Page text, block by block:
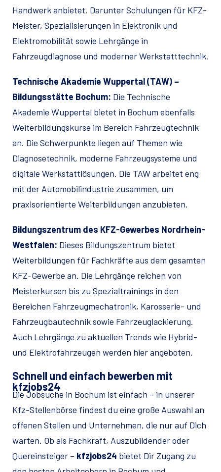
Handwerk anbietet. Darunter Schulungen für KFZ-
Meister, Spezialisierungen in Elektronik und
Elektromobilität sowie Lehrgänge in
Fahrzeugdiagnose und moderner Werkstatttechnik.
Technische Akademie Wuppertal (TAW) –
Bildungsstätte Bochum: Die Technische
Akademie Wuppertal bietet in Bochum ebenfalls
Weiterbildungskurse im Bereich Fahrzeugtechnik
an. Die Schwerpunkte liegen auf Themen wie
Diagnosetechnik, moderne Fahrzeugsysteme und
digitale Werkstattlösungen. Die TAW arbeitet eng
mit der Automobilindustrie zusammen, um
praxisorientierte Weiterbildungen anzubieten.
Bildungszentrum des KFZ-Gewerbes Nordrhein-
Westfalen: Dieses Bildungszentrum bietet
Weiterbildungen für Fachkräfte aus dem gesamten
KFZ-Gewerbe an. Die Lehrgänge reichen von
Meisterkursen bis zu Spezialtrainings in den
Bereichen Fahrzeugmechatronik, Karosserie- und
Fahrzeugbautechnik sowie Fahrzeuglackierung.
Auch Lehrgänge zu aktuellen Trends wie Hybrid-
und Elektrofahrzeugen werden hier angeboten.
Schnell und einfach bewerben mit
kfzjobs24
Die Jobsuche in Bochum ist einfach – in unserer
Kfz-Stellenbörse findest du eine große Auswahl an
offenen Stellen und Unternehmen, die nur auf Dich
warten. Ob als Fachkraft, Auszubildender oder
Quereinsteiger – kfzjobs24 bietet Dir Zugang zu